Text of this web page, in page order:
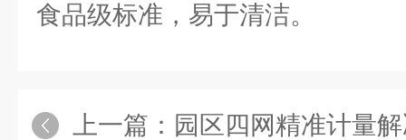
食品级标准，易于清洁。
上一篇： 园区四网精准计量解决方案：